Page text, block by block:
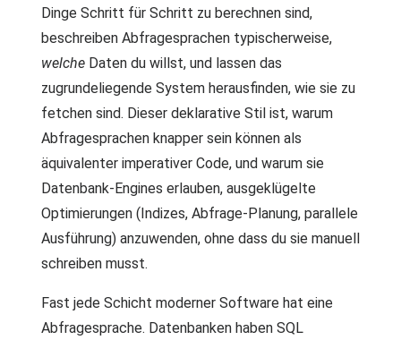
Dinge Schritt für Schritt zu berechnen sind,
beschreiben Abfragesprachen typischerweise,
welche Daten du willst, und lassen das
zugrundeliegende System herausfinden, wie sie zu
fetchen sind. Dieser deklarative Stil ist, warum
Abfragesprachen knapper sein können als
äquivalenter imperativer Code, und warum sie
Datenbank-Engines erlauben, ausgeklügelte
Optimierungen (Indizes, Abfrage-Planung, parallele
Ausführung) anzuwenden, ohne dass du sie manuell
schreiben musst.
Fast jede Schicht moderner Software hat eine
Abfragesprache. Datenbanken haben SQL